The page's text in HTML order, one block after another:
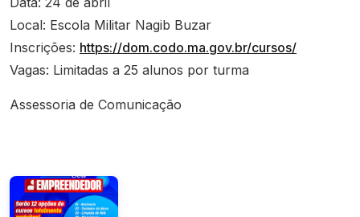
Local: Escola Militar Nagib Buzar
Inscrições: https://dom.codo.ma.gov.br/cursos/
Vagas: Limitadas a 25 alunos por turma
Assessoria de Comunicação